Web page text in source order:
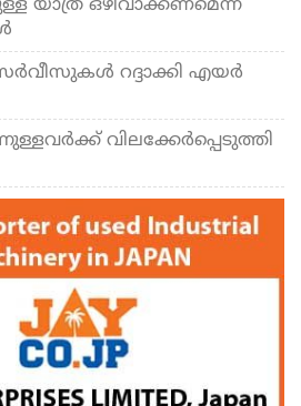
യാത്ര ഒഴിവാക്കണമെന്ന്
റദ്ദാക്കി എയര്‍
വിലക്കേര്‍പ്പെടുത്തി